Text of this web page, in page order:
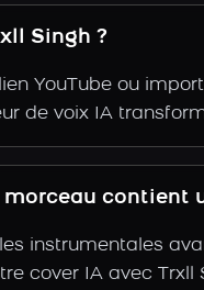
Singh ?
YouTube ou
de voix IA
contient
instrumentales
cover IA avec Trxll